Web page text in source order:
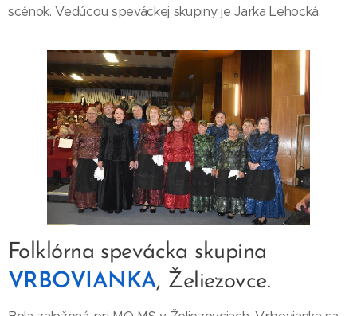
scénok. Vedúcou speváckej skupiny je Jarka Lehocká.
Folklórna spevácka skupina
VRBOVIANKA, Želiezovce.